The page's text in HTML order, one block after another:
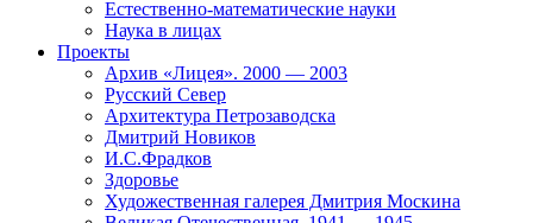
Естественно-математические науки
Наука в лицах
Проекты
Архив «Лицея». 2000 — 2003
Русский Север
Архитектура Петрозаводска
Дмитрий Новиков
И.С.Фрадков
Здоровье
Художественная галерея Дмитрия Москина